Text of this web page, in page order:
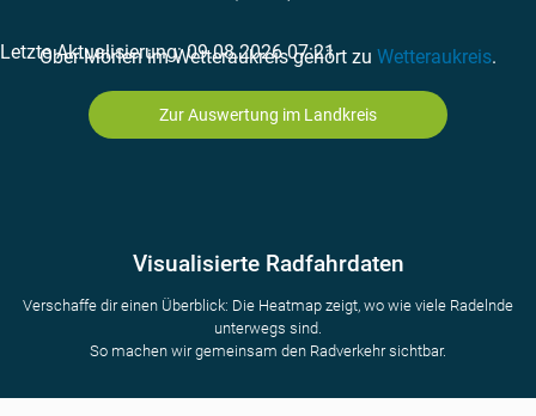
Letzte Aktualisierung: 09.08.2026 07:21
Ober-Mörlen im Wetteraukreis gehört zu Wetteraukreis.
Zur Auswertung im Landkreis
Visualisierte Radfahrdaten
Verschaffe dir einen Überblick: Die Heatmap zeigt, wo wie viele Radelnde
unterwegs sind.
So machen wir gemeinsam den Radverkehr sichtbar.